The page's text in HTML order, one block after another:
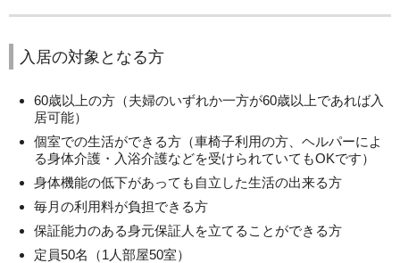
入居の対象となる方
60歳以上の方（夫婦のいずれか一方が60歳以上であれば入
居可能）
個室での生活ができる方（車椅子利用の方、ヘルパーによ
る身体介護・入浴介護などを受けられていてもOKです）
身体機能の低下があっても自立した生活の出来る方
毎月の利用料が負担できる方
保証能力のある身元保証人を立てることができる方
定員50名（1人部屋50室）